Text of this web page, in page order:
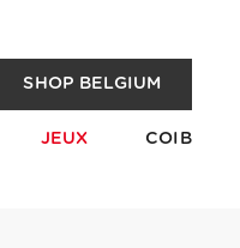
SHOP BELGIUM
JEUX COIB